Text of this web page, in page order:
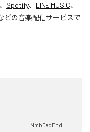
、 Spotify、 LINE MUSIC、
どの音楽配信サービスで
NmbDedEnd